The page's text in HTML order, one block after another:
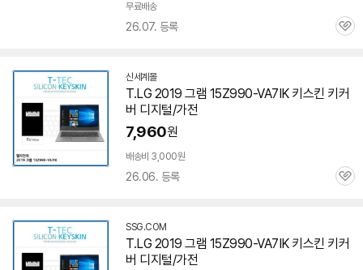
무료배송
26.07. 등록
관
신세계몰
T.LG 2019 그램 15Z990-VA7IK키스킨 키커
버 디지털/가전
7,960원
배송비 3,000원
26.06. 등록
관
SSG.COM
T.LG 2019 그램 15Z990-VA7IK키스킨 키커
버 디지털/가전